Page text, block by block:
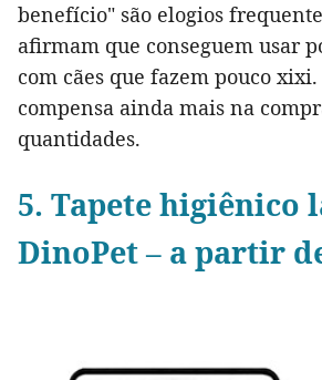
benefício" são elogios
afirmam que conseguem usar
com cães que fazem pouco
compensa ainda mais na
quantidades.
5. Tapete higiênico
DinoPet – a partir